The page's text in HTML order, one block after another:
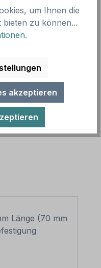
als
Kombination…
um Ihnen die
bieten zu können...
.
akzeptieren